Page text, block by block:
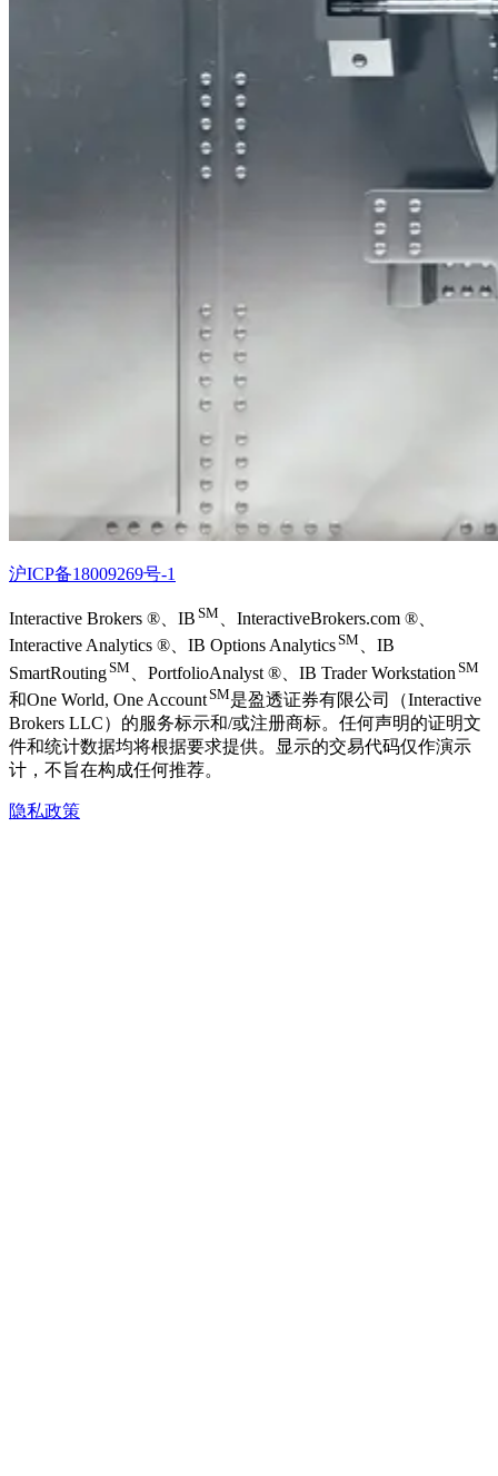
沪ICP备18009269号-1
Interactive Brokers ®、IB SM
、InteractiveBrokers.com ®、
Interactive Analytics ®、IB Options AnalyticsSM 、IB
SmartRoutingSM 、PortfolioAnalyst ®、IB Trader Workstation SM
和One World, One AccountSM是盈透证券有限公司（Interactive
Brokers LLC）的服务标示和/或注册商标。任何声明的证明文
件和统计数据均将根据要求提供。显示的交易代码仅作演示
计，不旨在构成任何推荐。
隐私政策